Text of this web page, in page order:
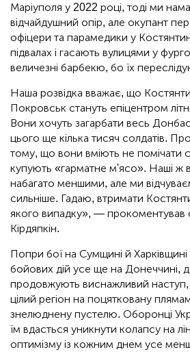
Маріуполя у 2022 році, тоді ми
відчайдушний опір, але окупант
офіцери та парамедики у
підвалах і гасають вулицями у
величезні барбекю, бо їх
Наша розвідка вважає, що
Покровськ стануть епіцентром
Вони хочуть загарбати весь
цього ще кілька тисяч солдатів.
тому, що вони вміють не помічати
купують «гарматне м'ясо». Наші ж
набагато меншими, але ми
сильніше. Гадаю, втримати
якого випадку», — прокоментував
Кірдяпкін.
Попри бої на Сумщині й
бойових дій усе ще на Донеччині,
продовжують виснажливий
цілий регіон на поцятковану
знелюднену пустелю. Оборонці
їм вдасться уникнути колапсу на
оптимізму із кожним днем усе